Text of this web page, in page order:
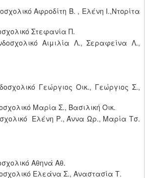
Αφροδίτη​ Β. , Ελένη​ Ι.​,Ντορίτα​
Στεφανία ​Π.​
Αιμιλία​ Λ.​, Σεραφείνα​ Λ.​,
Γεώργιος​ Οικ.​, Γεώργιος​ Σ.​,
Μαρία​ Σ.​, Βασιλική​ Οικ.​
Ελένη​ Ρ.​, Άννα​ Ωρ.​, Μαρία​ Τσ.​
​Αθηνά​ Αθ.​
Ελεάνα​ Σ.​, Αναστασία ​Τ.​